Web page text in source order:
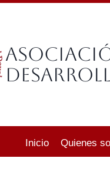
Inicio Quienes